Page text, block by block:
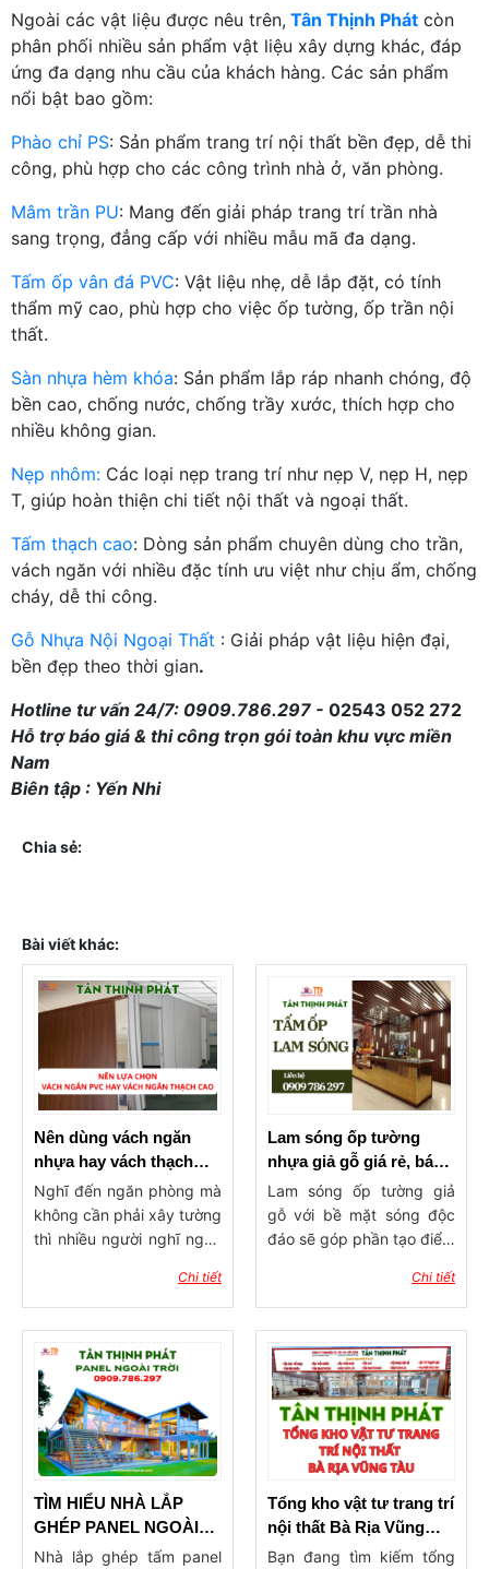
Ngoài các vật liệu được nêu trên, Tân Thịnh Phát còn
phân phối nhiều sản phẩm vật liệu xây dựng khác, đáp
ứng đa dạng nhu cầu của khách hàng. Các sản phẩm
nổi bật bao gồm:
Phào chỉ PS: Sản phẩm trang trí nội thất bền đẹp, dễ thi
công, phù hợp cho các công trình nhà ở, văn phòng.
Mâm trần PU: Mang đến giải pháp trang trí trần nhà
sang trọng, đẳng cấp với nhiều mẫu mã đa dạng.
Tấm ốp vân đá PVC: Vật liệu nhẹ, dễ lắp đặt, có tính
thẩm mỹ cao, phù hợp cho việc ốp tường, ốp trần nội
thất.
Sàn nhựa hèm khóa: Sản phẩm lắp ráp nhanh chóng, độ
bền cao, chống nước, chống trầy xước, thích hợp cho
nhiều không gian.
Nẹp nhôm: Các loại nẹp trang trí như nẹp V, nẹp H, nẹp
T, giúp hoàn thiện chi tiết nội thất và ngoại thất.
Tấm thạch cao: Dòng sản phẩm chuyên dùng cho trần,
vách ngăn với nhiều đặc tính ưu việt như chịu ẩm, chống
cháy, dễ thi công.
Gỗ Nhựa Nội Ngoại Thất : Giải pháp vật liệu hiện đại,
bền đẹp theo thời gian.
Hotline tư vấn 24/7: 0909.786.297 - 02543 052 272
Hỗ trợ báo giá & thi công trọn gói toàn khu vực miền
Nam
Biên tập : Yến Nhi
Chia sẻ:
Bài viết khác:
Nên dùng vách ngăn
nhựa hay vách thạch
cao ngăn phòng?
Nghĩ đến ngăn phòng mà
không cần phải xây tường
thì nhiều người nghĩ ngay
biến hiện nay đó là vách
ngăn nhựa và vách thạch
cao. Vậy nên dùng vách
ngăn nhựa hay vách
thạch cao ngăn phòng?
Hãy cùng vật tư Tân
Thịnh Phát tham khảo qua
bài viết dưới đây để tìm ra
giải pháp làm vách ngăn
phòng phù hợp nhẩt cho
ngôi nhà của mình nhé!
Chi tiết
Lam sóng ốp tường
nhựa giả gỗ giá rẻ, báo
giá lam ốp tường, trần
Lam sóng ốp tường giả
gỗ với bề mặt sóng độc
đáo sẽ góp phần tạo điểm
trình xây dựng. Sản phẩm
có tính ứng dụng rộng rãi,
được dùng trong trang trí
ốp tường, ốp trần với ưu
điểm độ bền cao, khả
năng chống chịu thời tiết
tốt, mang đến không gian
sống tinh tế, hiện đại và
đẳng cấp.
Chi tiết
TÌM HIỂU NHÀ LẮP
GHÉP PANEL NGOÀI
TRỜI
Nhà lắp ghép tấm panel
Tổng kho vật tư trang trí
nội thất Bà Rịa Vũng
Tàu – Uy tín, đa dạng,
Bạn đang tìm kiếm tổng